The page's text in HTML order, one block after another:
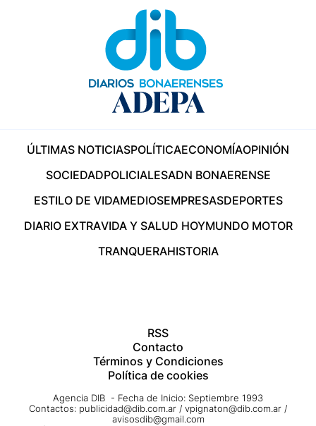
ÚLTIMAS NOTICIASPOLÍTICAECONOMÍAOPINIÓN
SOCIEDADPOLICIALESADN BONAERENSE
ESTILO DE VIDAMEDIOSEMPRESASDEPORTES
DIARIO EXTRAVIDA Y SALUD HOYMUNDO MOTOR
TRANQUERAHISTORIA
RSS
Contacto
Términos y Condiciones
Política de cookies
Agencia DIB - Fecha de Inicio: Septiembre 1993
Contactos: publicidad@dib.com.ar / vpignaton@dib.com.ar /
avisosdib@gmail.com